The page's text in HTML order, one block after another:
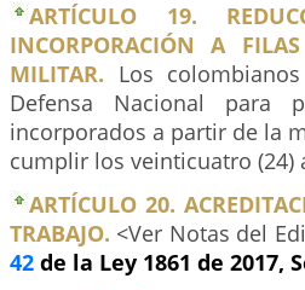
ARTÍCULO 19.
INCORPORACIÓN A
MILITAR. Los
Defensa Nacional para
incorporados a partir de la
cumplir los veinticuatro (24)
ARTÍCULO 20.
TRABAJO. <Ver Notas del
42 de la Ley 1861 de 2017,